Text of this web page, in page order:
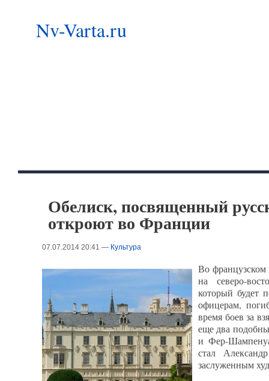
Nv-Varta.ru
Обелиск, посвященный
откроют во Франции
07.07.2014 20:41 — Культура
Во французском
на северо-
который будет
офицерам,
время боев за
еще два
и Фер-
стал
заслуженным